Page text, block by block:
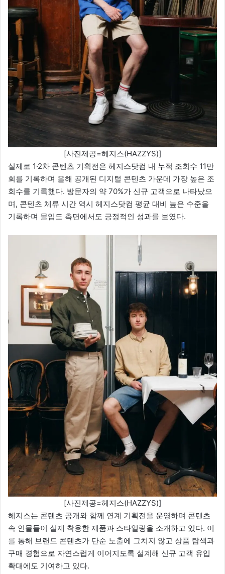
[사진제공=헤지스(HAZZYS)]
실제로 1·2차 콘텐츠 기획전은 헤지스닷컴 내 누적 조회수 11만
회를 기록하며 올해 공개된 디지털 콘텐츠 가운데 가장 높은 조
회수를 기록했다. 방문자의 약 70%가 신규 고객으로 나타났으
며, 콘텐츠 체류 시간 역시 헤지스닷컴 평균 대비 높은 수준을
기록하며 몰입도 측면에서도 긍정적인 성과를 보였다.
[사진제공=헤지스(HAZZYS)]
헤지스는 콘텐츠 공개와 함께 연계 기획전을 운영하며 콘텐츠
속 인물들이 실제 착용한 제품과 스타일링을 소개하고 있다. 이
를 통해 브랜드 콘텐츠가 단순 노출에 그치지 않고 상품 탐색과
구매 경험으로 자연스럽게 이어지도록 설계해 신규 고객 유입
확대에도 기여하고 있다.